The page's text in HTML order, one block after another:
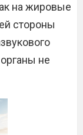
на жировые
стороны
не